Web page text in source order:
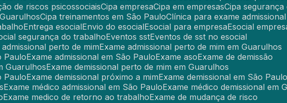
de riscos psicossociais Cipa empresa Cipa em empresas Cipa
Cipa treinamentos em São Paulo Clínica para exame admissional
Entrega esocial Envio do esocial Esocial para empresa Esocial
segurança do trabalho Eventos sst Eventos de sst no esocial
admissional perto de mim Exame admissional perto de mim em Guarulhos
Paulo Exame admissional em São Paulo Exame aso Exame de demissão
Guarulhos Exame demissional perto de mim em Guarulhos
Paulo Exame demissional próximo a mim Exame demissional em São Paulo
Exame médico admissional em São Paulo Exame médico demissional em
Exame medico de retorno ao trabalho Exame de mudança de risco